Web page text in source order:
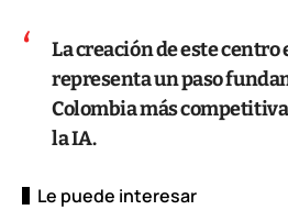
La creación de este centro
representa un paso
Colombia más
la IA.
Le puede interesar